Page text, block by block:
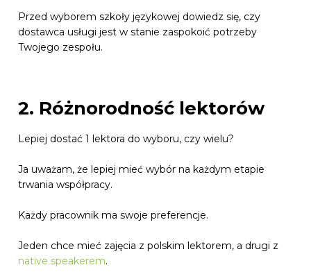
Przed wyborem szkoły językowej dowiedz się, czy
dostawca usługi jest w stanie zaspokoić potrzeby
Twojego zespołu.
2. Różnorodność lektorów
Lepiej dostać 1 lektora do wyboru, czy wielu?
Ja uważam, że lepiej mieć wybór na każdym etapie
trwania współpracy.
Każdy pracownik ma swoje preferencje.
Jeden chce mieć zajęcia z polskim lektorem, a drugi z
native speakerem.